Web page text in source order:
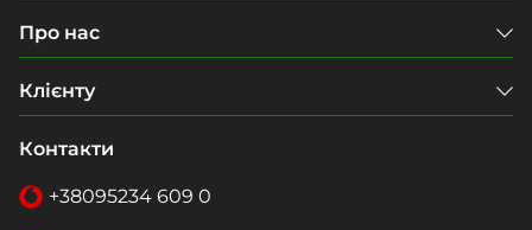
Про нас
Клієнту
Контакти
+38095234 609 0